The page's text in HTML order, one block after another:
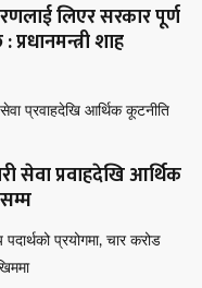
लिएर सरकार पूर्ण
शाह
सेवा प्रवाहदेखि आर्थिक